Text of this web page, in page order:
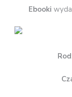
Ebooki